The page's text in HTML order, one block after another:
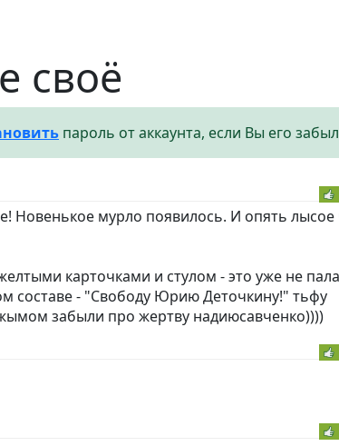
своё
пароль от аккаунта, если Вы его
Новенькое мурло появилось. И опять
карточками и стулом - это уже не
составе - "Свободу Юрию Деточкину!" тьфу
забыли про жертву надиюсавченко))))